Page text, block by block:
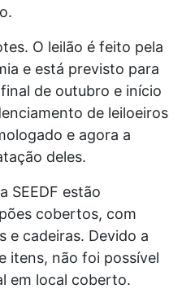
O leilão é feito pela
e está previsto para
de outubro e início
de leiloeiros
e agora a
deles.
SEEDF estão
cobertos, com
e cadeiras. Devido a
itens, não foi possível
em local coberto.